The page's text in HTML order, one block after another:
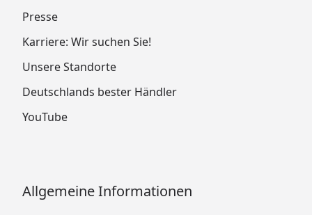
Presse
Karriere: Wir suchen Sie!
Unsere Standorte
Deutschlands bester Händler
YouTube
Allgemeine Informationen